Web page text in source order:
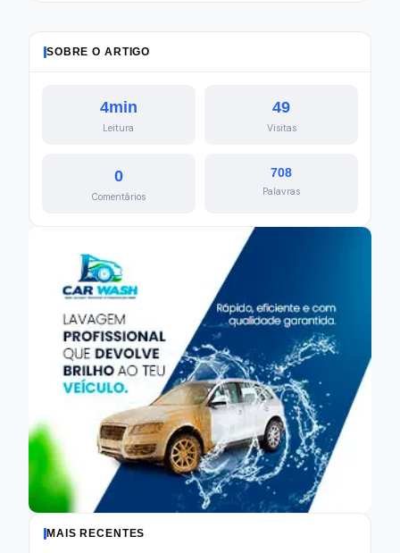
SOBRE O ARTIGO
4min
Leitura
49
Visitas
0
Comentários
708
Palavras
MAIS RECENTES